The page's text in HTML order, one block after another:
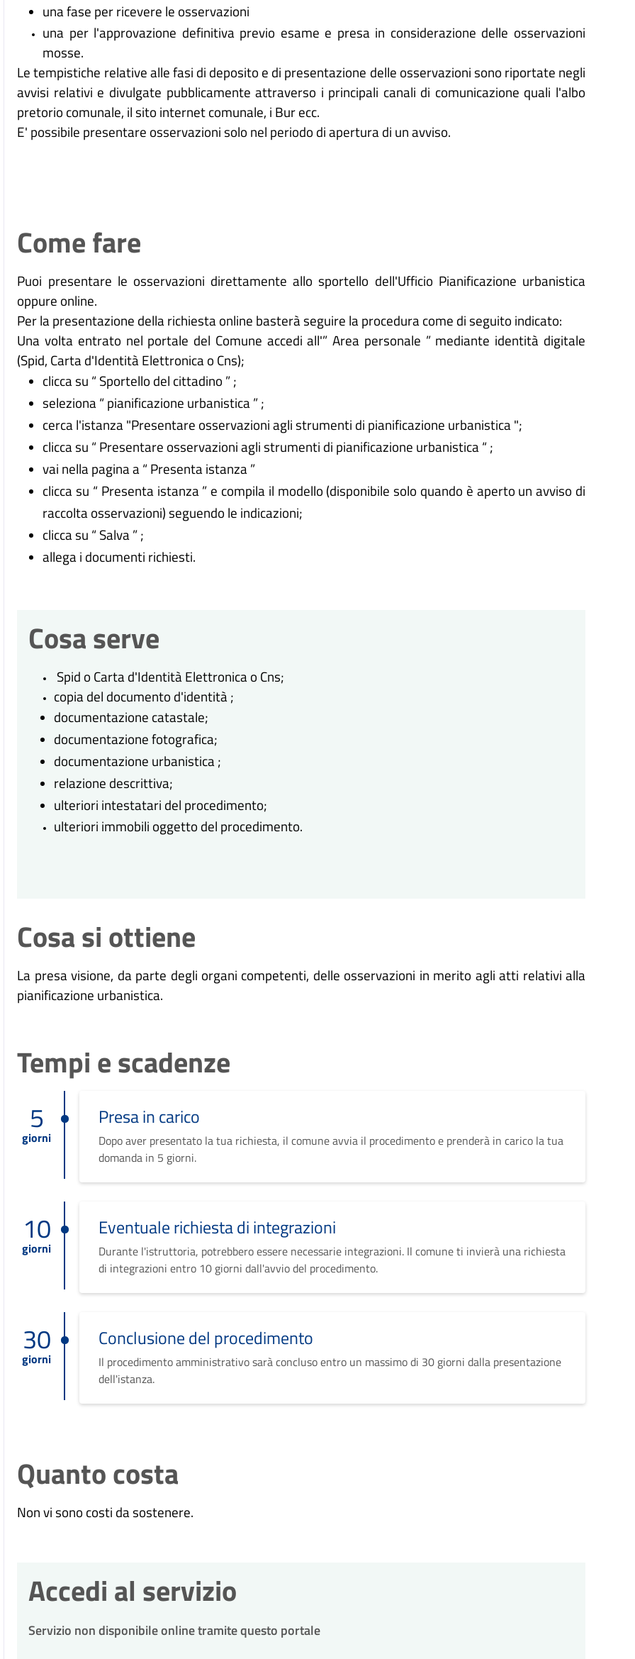
una fase per ricevere le osservazioni
una per l'approvazione definitiva previo esame e presa in considerazione delle osservazioni
mosse.
Le tempistiche relative alle fasi di deposito e di presentazione delle osservazioni sono riportate negli
avvisi relativi e divulgate pubblicamente attraverso i principali canali di comunicazione quali l'albo
pretorio comunale, il sito internet comunale, i Bur ecc.
E' possibile presentare osservazioni solo nel periodo di apertura di un avviso.
Come fare
Puoi presentare le osservazioni direttamente allo sportello dell'Ufficio Pianificazione urbanistica
oppure online.
Per la presentazione della richiesta online basterà seguire la procedura come di seguito indicato:
Una volta entrato nel portale del Comune accedi all'” Area personale ” mediante identità digitale
(Spid, Carta d'Identità Elettronica o Cns);
clicca su “ Sportello del cittadino ” ;
seleziona “ pianificazione urbanistica ” ;
cerca l'istanza "Presentare osservazioni agli strumenti di pianificazione urbanistica ";
clicca su “ Presentare osservazioni agli strumenti di pianificazione urbanistica “ ;
vai nella pagina a “ Presenta istanza ”
clicca su “ Presenta istanza ” e compila il modello (disponibile solo quando è aperto un avviso di
raccolta osservazioni) seguendo le indicazioni;
clicca su “ Salva ” ;
allega i documenti richiesti.
Cosa serve
Spid o Carta d'Identità Elettronica o Cns;
copia del documento d'identità ;
documentazione catastale;
documentazione fotografica;
documentazione urbanistica ;
relazione descrittiva;
ulteriori intestatari del procedimento;
ulteriori immobili oggetto del procedimento.
Cosa si ottiene
La presa visione, da parte degli organi competenti, delle osservazioni in merito agli atti relativi alla
pianificazione urbanistica.
Tempi e scadenze
5
giorni
Presa in carico
Dopo aver presentato la tua richiesta, il comune avvia il procedimento e prenderà in carico la tua
domanda in 5 giorni.
10
giorni
Eventuale richiesta di integrazioni
Durante l'istruttoria, potrebbero essere necessarie integrazioni. Il comune ti invierà una richiesta
di integrazioni entro 10 giorni dall'avvio del procedimento.
30
giorni
Conclusione del procedimento
Il procedimento amministrativo sarà concluso entro un massimo di 30 giorni dalla presentazione
dell'istanza.
Quanto costa
Non vi sono costi da sostenere.
Accedi al servizio
Servizio non disponibile online tramite questo portale